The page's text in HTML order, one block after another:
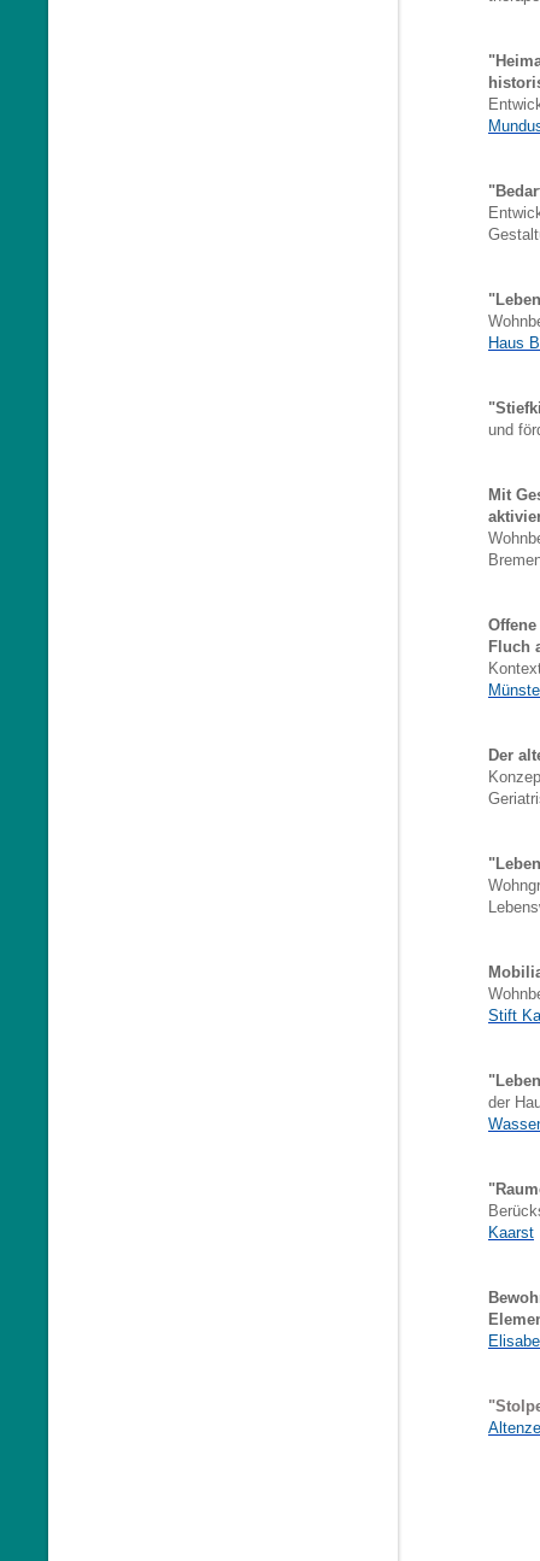
Haus
und
Mit
Fluch
Der
Stift
der
Kaarst